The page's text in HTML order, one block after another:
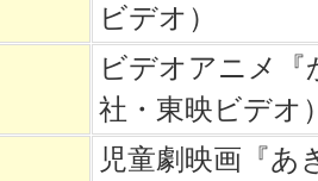
ビデオ）
ビデオアニメ
社・東映ビデオ
児童劇映画『あ